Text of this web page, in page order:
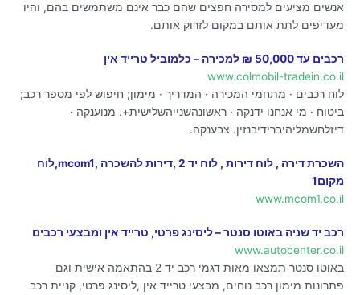
אנשים מציעים למסירה חפצים שהם כבר אינם משתמשים בהם, והיו
מעדיפים לתת אותם במקום לזרוק אותם.
רכבים עד 50,000 ₪ למכירה – כלמוביל טרייד אין
www.colmobil-tradein.co.il
לוח רכבים · מתחמי המכירה · המדריך · מימון; חיפוש לפי מספר רכב;
ביטוח · מי אנחנו ידנקה · ראשונהשנייהשלישית+. מנוענקה ·
דיזלחשמליהיברידיבנזין. צבענקה.
השכרת דירה , לוח דירות , לוח יד 2 ,דירות להשכרה ,mcom1,לוח
מקום1
www.mcom1.co.il
רכב יד שניה באוטו סנטר – ליסינג פרטי, טרייד אין ומבצעי רכבים
www.autocenter.co.il
באוטו סנטר תמצאו מאות דגמי רכב יד 2 בהתאמה אישית וגם
פתרונות מימון רכב נוחים, מבצעי טרייד אין ,ליסינג פרטי, קניית רכב